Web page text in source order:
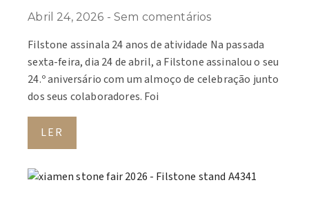
Abril 24, 2026 Sem comentários
Filstone assinala 24 anos de atividade Na passada
sexta-feira, dia 24 de abril, a Filstone assinalou o seu
24.º aniversário com um almoço de celebração junto
dos seus colaboradores. Foi
LER